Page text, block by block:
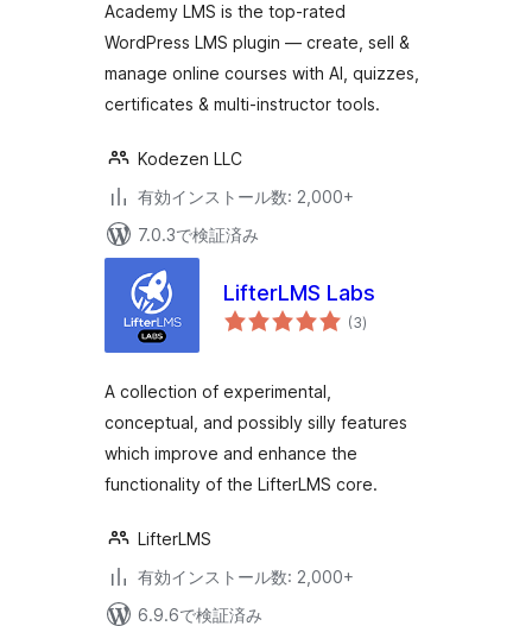
Academy LMS is the top-rated
WordPress LMS plugin — create, sell &
manage online courses with AI, quizzes,
certificates & multi-instructor tools.
Kodezen LLC
有効インストール数: 2,000+
7.0.3で検証済み
LifterLMS Labs
(3個
の)
A collection of experimental,
conceptual, and possibly silly features
which improve and enhance the
functionality of the LifterLMS core.
LifterLMS
有効インストール数: 2,000+
6.9.6で検証済み